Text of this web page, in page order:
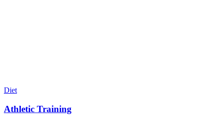
Diet
Athletic Training